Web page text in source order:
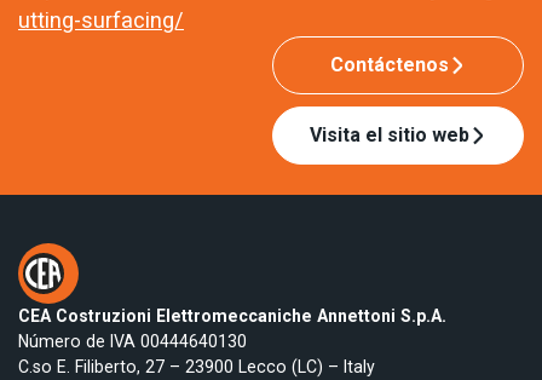
utting-surfacing/
Contáctenos
Visita el sitio web
CEA Costruzioni Elettromeccaniche Annettoni S.p.A.
Número de IVA 00444640130
C.so E. Filiberto, 27 – 23900 Lecco (LC) – Italy